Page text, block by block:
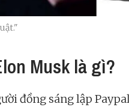
Musk là gì?
đồng sáng lập